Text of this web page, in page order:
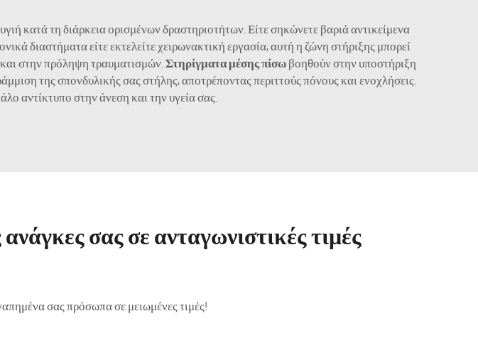
κατά τη διάρκεια ορισμένων δραστηριοτήτων. Είτε σηκώνετε βαριά αντικείμενα
διαστήματα είτε εκτελείτε χειρωνακτική εργασία, αυτή η ζώνη στήριξης μπορεί
στην πρόληψη τραυματισμών. Στηρίγματα μέσης πίσω βοηθούν στην υποστήριξη
της σπονδυλικής σας στήλης, αποτρέποντας περιττούς πόνους και ενοχλήσεις.
αντίκτυπο στην άνεση και την υγεία σας.
σας σε ανταγωνιστικές τιμές
σας πρόσωπα σε μειωμένες τιμές!